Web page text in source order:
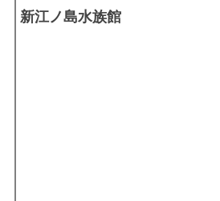
新江ノ島水族館